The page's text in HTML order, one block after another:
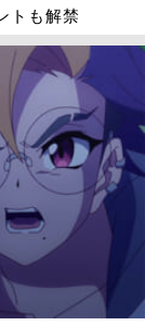
トも解禁